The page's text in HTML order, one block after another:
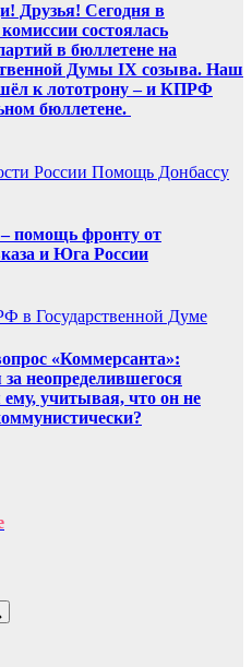
Друзья! Сегодня в
состоялась
в бюллетене на
Думы IX созыва. Наш
к лототрону – и КПРФ
бюллетене.
России Помощь Донбассу
помощь фронту от
и Юга России
в Государственной Думе
«Коммерсанта»:
неопределившегося
учитывая, что он не